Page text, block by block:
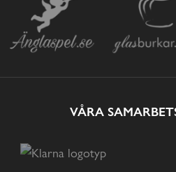
VÅRA